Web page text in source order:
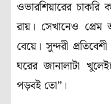
ওভারশিয়ারের
রায়। সেখানেও
বেয়ে। সুন্দরী
ঘরের জানালাটা
পড়বই তো”।